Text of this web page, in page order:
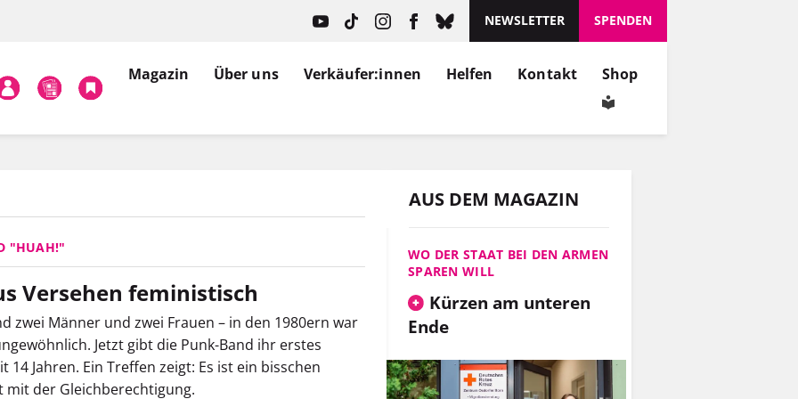
NEWSLETTER SPENDEN
Magazin Über uns Verkäufer:innen Helfen Kontakt Shop
"HUAH!"
Versehen feministisch
zwei Männer und zwei Frauen – in den 1980ern war
Jetzt gibt die Punk-Band ihr erstes
14 Jahren. Ein Treffen zeigt: Es ist ein bisschen
mit der Gleichberechtigung.
AUS DEM MAGAZIN
WO DER STAAT BEI DEN ARMEN
SPAREN WILL
Kürzen am unteren
Ende